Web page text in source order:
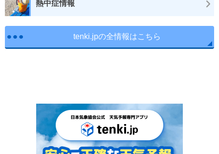
熱中症情報
tenki.jpの全情報はこちら